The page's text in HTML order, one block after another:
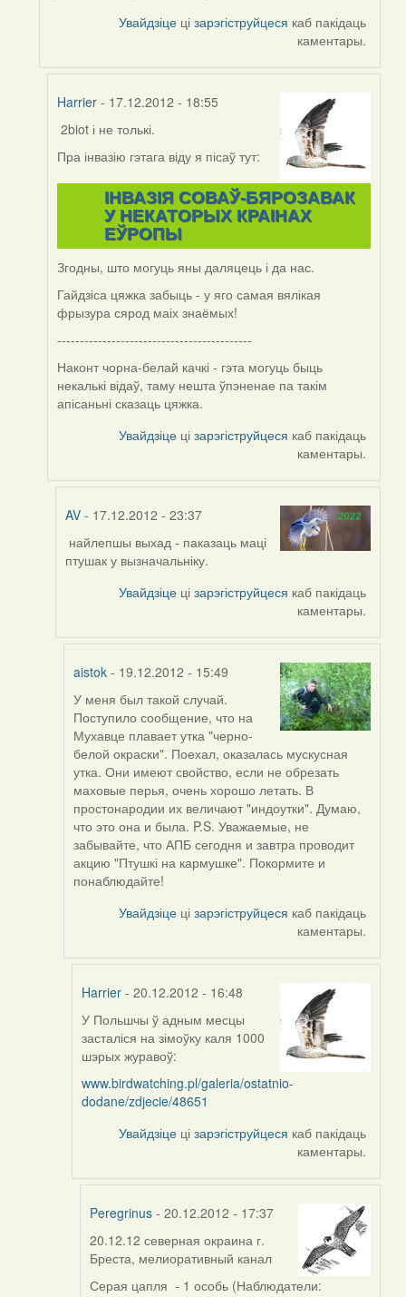
Увайдзіце цізарэгіструйцеся каб пакідаць
каментары.
Harrier - 17.12.2012 - 18:55
In
reply
2biot і не толькі.
Пра інвазію гэтага віду я пісаў тут:
ІНВАЗІЯ СОВАЎ-БЯРОЗАВАК
У НЕКАТОРЫХ КРАІНАХ
ЕЎРОПЫ
Згодны, што могуць яны даляцець і да нас.
Гайдзіса цяжка забыць - у яго самая вялікая
фрызура сярод маіх знаёмых!
-------------------------------------------
Наконт чорна-белай качкі - гэта могуць быць
некалькі відаў, таму нешта ўпэненае па такім
апісаньні сказаць цяжка.
Увайдзіце цізарэгіструйцеся каб пакідаць
каментары.
AV - 17.12.2012 - 23:37
In
reply
найлепшы выхад - паказаць маці
птушак у вызначальніку.
Увайдзіце цізарэгіструйцеся каб пакідаць
каментары.
aistok - 19.12.2012 - 15:49
In
reply
to
by
AV
У меня был такой случай.
Поступило сообщение, что на
Мухавце плавает утка "черно-
белой окраски". Поехал, оказалась мускусная
утка. Они имеют свойство, если не обрезать
маховые перья, очень хорошо летать. В
простонародии их величают "индоутки". Думаю,
что это она и была. P.S. Уважаемые, не
забывайте, что АПБ сегодня и завтра проводит
акцию "Птушкі на кармушке". Покормите и
понаблюдайте!
Увайдзіце цізарэгіструйцеся каб пакідаць
каментары.
Harrier - 20.12.2012 - 16:48
In
reply
to
by
aistok
У Польшчы ў адным месцы
засталіся на зімоўку каля 1000
шэрых журавоў:
www.birdwatching.pl/galeria/ostatnio-
dodane/zdjecie/48651
Увайдзіце цізарэгіструйцеся каб пакідаць
каментары.
Peregrinus- 20.12.2012 - 17:37
In
reply
to
20.12.12 северная окраина г.
Бреста, мелиоративный канал
Серая цапля - 1 особь (Наблюдатели: